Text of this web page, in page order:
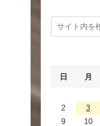
日 月
2
3
9
10